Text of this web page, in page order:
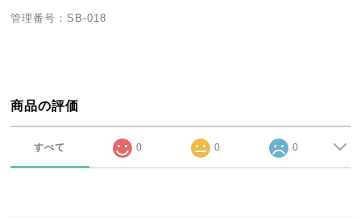
管理番号：SB-018
商品の評価
すべて 0 0 0